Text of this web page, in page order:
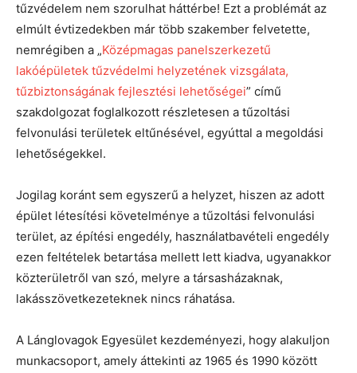
tűzvédelem nem szorulhat háttérbe! Ezt a problémát az
elmúlt évtizedekben már több szakember felvetette,
nemrégiben a „Középmagas panelszerkezetű
lakóépületek tűzvédelmi helyzetének vizsgálata,
tűzbiztonságának fejlesztési lehetőségei” című
szakdolgozat foglalkozott részletesen a tűzoltási
felvonulási területek eltűnésével, egyúttal a megoldási
lehetőségekkel.
Jogilag koránt sem egyszerű a helyzet, hiszen az adott
épület létesítési követelménye a tűzoltási felvonulási
terület, az építési engedély, használatbavételi engedély
ezen feltételek betartása mellett lett kiadva, ugyanakkor
közterületről van szó, melyre a társasházaknak,
lakásszövetkezeteknek nincs ráhatása.
A Lánglovagok Egyesület kezdeményezi, hogy alakuljon
munkacsoport, amely áttekinti az 1965 és 1990 között